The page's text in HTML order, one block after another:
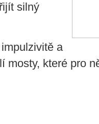
silný
impulzivitě a
mosty, které pro